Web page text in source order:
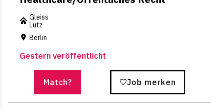
Gleiss
Lutz
Berlin
Gestern veröffentlicht
Match? Job merken